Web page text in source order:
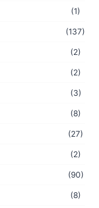
(1)
(137)
(2)
(2)
(3)
(8)
(27)
(2)
(90)
(8)